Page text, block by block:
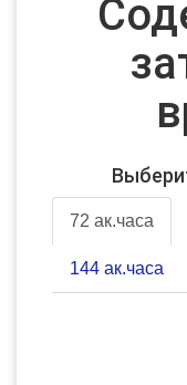
72 ак.часа
144 ак.часа